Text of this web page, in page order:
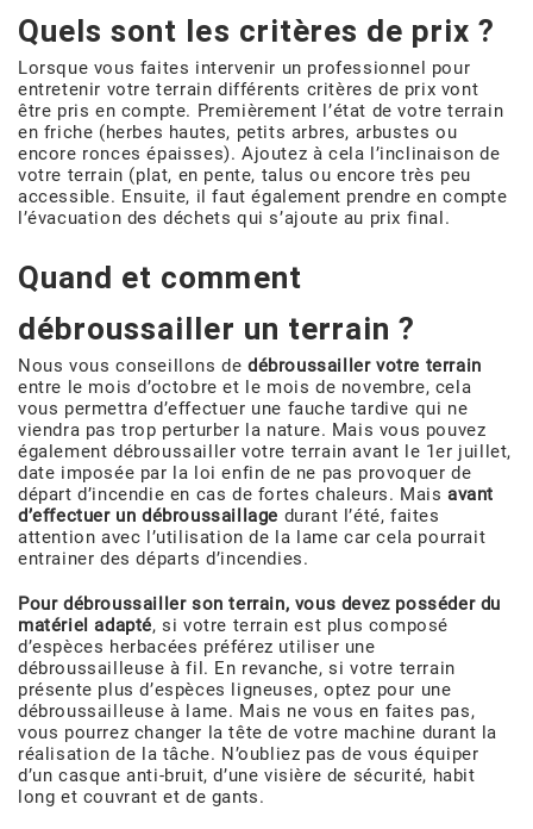
Quels sont les critères de prix ?
Lorsque vous faites intervenir un professionnel pour
entretenir votre terrain différents critères de prix vont
être pris en compte. Premièrement l’état de votre terrain
en friche (herbes hautes, petits arbres, arbustes ou
encore ronces épaisses). Ajoutez à cela l’inclinaison de
votre terrain (plat, en pente, talus ou encore très peu
accessible. Ensuite, il faut également prendre en compte
l’évacuation des déchets qui s’ajoute au prix final.
Quand et comment
débroussailler un terrain ?
Nous vous conseillons de débroussailler votre terrain
entre le mois d’octobre et le mois de novembre, cela
vous permettra d’effectuer une fauche tardive qui ne
viendra pas trop perturber la nature. Mais vous pouvez
également débroussailler votre terrain avant le 1er juillet,
date imposée par la loi enfin de ne pas provoquer de
départ d’incendie en cas de fortes chaleurs. Maisavant
d’effectuer un débroussaillage durant l’été, faites
attention avec l’utilisation de la lame car cela pourrait
entrainer des départs d’incendies.
Pour débroussailler son terrain, vous devez posséder du
matériel adapté, si votre terrain est plus composé
d’espèces herbacées préférez utiliser une
débroussailleuse à fil. En revanche, si votre terrain
présente plus d’espèces ligneuses, optez pour une
débroussailleuse à lame. Mais ne vous en faites pas,
vous pourrez changer la tête de votre machine durant la
réalisation de la tâche. N’oubliez pas de vous équiper
d’un casque anti-bruit, d’une visière de sécurité, habit
long et couvrant et de gants.